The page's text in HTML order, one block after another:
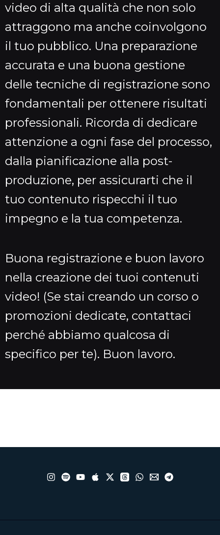
video di alta qualità che non solo
attraggono ma anche coinvolgono
il tuo pubblico. Una preparazione
accurata e una buona gestione
delle tecniche di registrazione sono
fondamentali per ottenere risultati
professionali. Ricorda di dedicare
attenzione a ogni fase del processo,
dalla pianificazione alla post-
produzione, per assicurarti che il
tuo contenuto rispecchi il tuo
impegno e la tua competenza.
Buona registrazione e buon lavoro
nella creazione dei tuoi contenuti
video! (Se stai creando un corso o
promozioni dedicate, contattaci
perché abbiamo qualcosa di
specifico per te). Buon lavoro.